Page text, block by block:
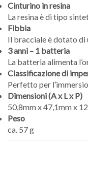
Cinturino in resina
La resina è di tipo
Fibbia
Il bracciale è dotato di
3 anni – 1 batteria
La batteria alimenta
Classificazione di
Perfetto per
Dimensioni (A x L x P)
50,8mm x 47,1mm x
Peso
ca. 57 g